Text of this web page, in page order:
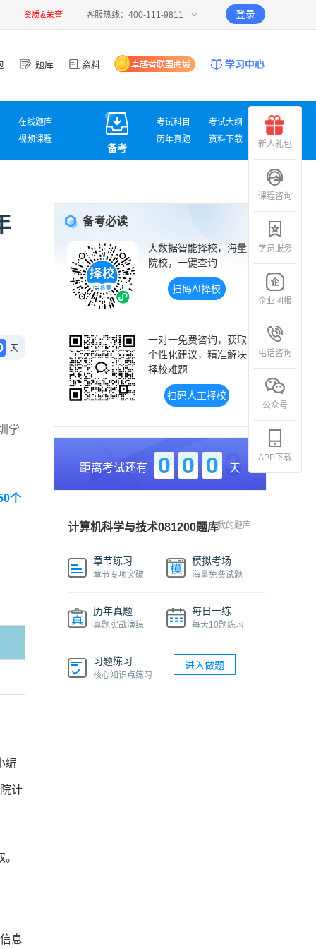
资质&荣誉 客服热线：400-111-9811 登录
题库 资料
在线题库
视频课程
备考
考试科目
考试大纲
历年真题
资料下载
天
学
个
编
计
息
备考必读
大数据智能择校，海量
院校，一键查询
扫码AI择校
一对一免费咨询，获取
个性化建议，精准解决
择校难题
扫码人工择校
距离考试还有 0 0 0 天
计算机科学与技术081200题库我的题库
章节练习
章节专项突破
模拟考场
海量免费试题
历年真题
真题实战演练
每日一练
每天10题练习
习题练习
核心知识点练习
进入做题
新人礼包
课程咨询
学员服务
企业团报
电话咨询
公众号
APP下载